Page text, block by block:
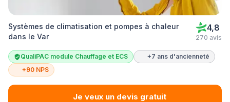
Systèmes de climatisation et pompes à chaleur
dans le Var
4,8
270 avis
QualiPAC module Chauffage et ECS
+7 ans d'ancienneté
+90 NPS
Je veux un devis gratuit